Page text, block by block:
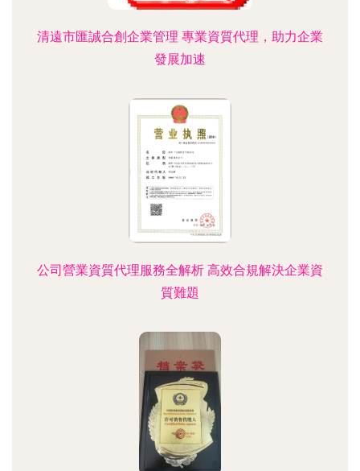
清遠市匯誠合創企業管理 專業資質代理，助力企業
發展加速
公司營業資質代理服務全解析 高效合規解決企業資
質難題